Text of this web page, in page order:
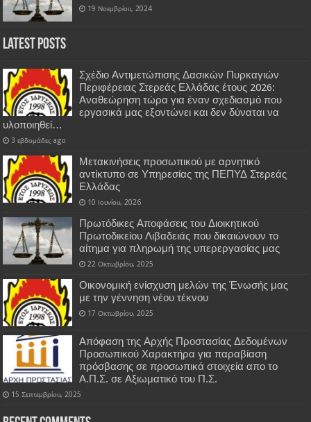
19 Νοεμβρίου, 2024
Latest Posts
Σχέδιο Αντιμετώπισης Δασικών Πυρκαγιών
Περιφέρειας Στερεάς Ελλάδας έτους 2026:
Αναθεώρηση τώρα για έναν σχεδιασμό που
εργασικά μας εξοντώνει και δεν δύναται να
υλοποιηθεί…
3 εβδομάδες ago
Μετακινήσεις προσωπικού με αρνητικό
αντίκτυπο σε Υπηρεσίας της ΠΕΠΥΔ Στερεάς
Ελλάδας
10 Ιουνίου, 2026
Πρωτόδικες Αποφάσεις του Διοικητικού
Πρωτοδικείου Λιβαδειάς που δικαιώνουν το
αίτημα για πληρωμή της υπερεργασίας μας
22 Οκτωβρίου, 2025
Οικονομική ενίσχυση μελών της Ένωσής μας
με την γέννηση νέου τέκνου
17 Οκτωβρίου, 2025
Απόφαση της Αρχής Προστασίας Δεδομένων
Προσωπικού Χαρακτήρα για παραβίαση
πρόσβασης σε προσωπικά στοιχεία απο το
Α.Π.Σ. σε Αξιωματικό του Π.Σ.
15 Σεπτεμβρίου, 2025